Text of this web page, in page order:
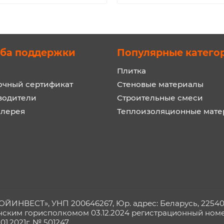
поддержки
сертификат
Популярные
Плитка
Стеновые материалы
Строительные смеси
Теплоизоляционные
УНП 200646267, Юр. адрес: Беларусь,
горисполкомом 03.12.2024 регистрационный